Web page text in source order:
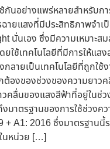
นอย่างแพร่หลายสำหรับก
ายแสงที่มีประสิทธิภาพจ
นั่นเอง ซึ่งมีความเหมาะ
ใช้เทคโนโลยีที่มีการให้แ
ลายเป็นเทคโนโลยีที่ถูก
ต้องของช่วงของความย
คลื่นของแสงสีฟ้าที่อยู่ใน
มาตรฐานของการใช้ช่ว
A1: 2016 ซึ่งมาตรฐาน
นหน่วย […]